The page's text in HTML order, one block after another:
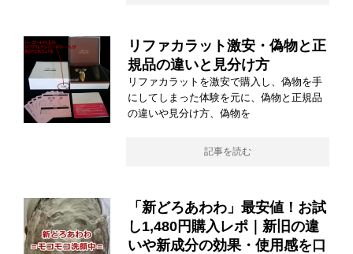
リファカラット激安・偽物と正
規品の違いと見分け方
リファカラットを激安で購入し、偽物を手
にしてしまった体験を元に、偽物と正規品
の違いや見分け方、偽物を
記事を読む
「新どろあわわ」最安値！お試
し1,480円購入レポ｜新旧の違
いや新成分の効果・使用感を口